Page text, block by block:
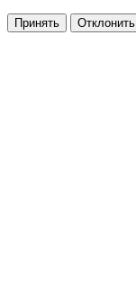
Принять Отклонить